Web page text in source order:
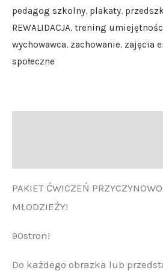
pedagog szkolny, plakaty,
REWALIDACJA, trening
wychowawca, zachowanie, zajęcia
społeczne
PAKIET ĆWICZEŃ
MŁODZIEŻY!
90stron!
Do każdego obrazka lub